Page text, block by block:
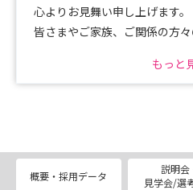
心よりお見舞い申し上げます。
皆さまやご家族、ご関係の方
キャンセル手続きも不要です
明会を開催しますので落ち着か
もっと
概要・採用データ
説明会
見学会/選